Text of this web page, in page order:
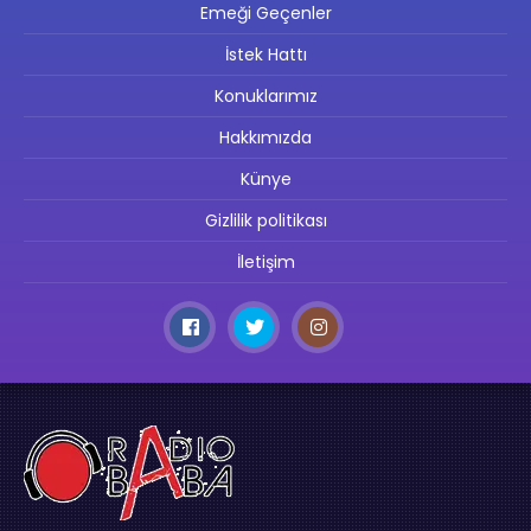
Emeği Geçenler
İstek Hattı
Konuklarımız
Hakkımızda
Künye
Gizlilik politikası
İletişim